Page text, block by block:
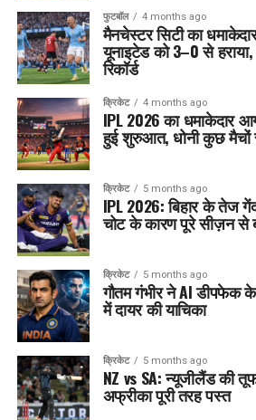
फुटबॉल 4 months ago
मैनचेस्टर सिटी का
यूनाइटेड को 3–0 से हराया,
रिकॉर्ड
क्रिकेट 4 months ago
IPL 2026 का धमाकेदार
हुई शुरुआत, धोनी कुछ मैचों
क्रिकेट 5 months ago
IPL 2026: बिहार के तेज
चोट के कारण पूरे सीज़न से
क्रिकेट 5 months ago
गौतम गंभीर ने AI डीपफेक के
में दायर की याचिका
क्रिकेट 5 months ago
NZ vs SA: न्यूजीलैंड की
अफ्रीका पूरी तरह पस्त